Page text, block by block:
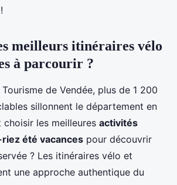
meilleurs itinéraires vélo
à parcourir ?
de Vendée, plus de 1 200
sillonnent le département en
les meilleures activités
été vacances pour découvrir
? Les itinéraires vélo et
une approche authentique du